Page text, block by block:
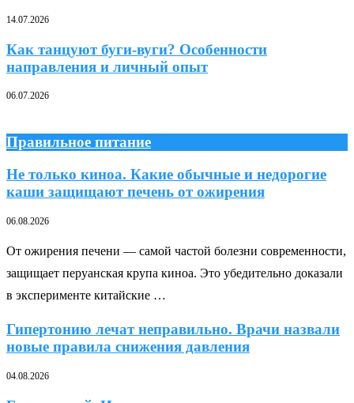
14.07.2026
Как танцуют буги-вуги? Особенности
направления и личный опыт
06.07.2026
Правильное питание
Не только киноа. Какие обычные и недорогие
каши защищают печень от ожирения
06.08.2026
От ожирения печени — самой частой болезни современности,
защищает перуанская крупа киноа. Это убедительно доказали
в эксперименте китайские …
Гипертонию лечат неправильно. Врачи назвали
новые правила снижения давления
04.08.2026